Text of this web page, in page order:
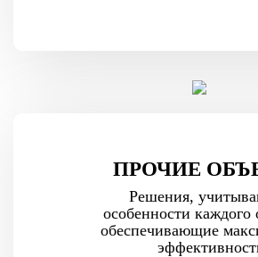
ПРОЧИЕ
Решения,
особенности каждого
обеспечивающие